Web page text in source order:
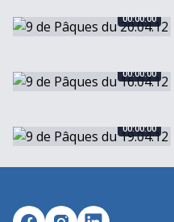
9 de Pâques du 20.04.12
00:00:00
9 de Pâques du 16.04.12
00:00:00
9 de Pâques du 19.04.12
00:00:00